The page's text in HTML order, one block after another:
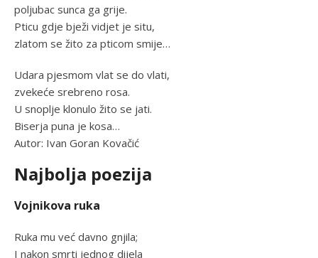
poljubac sunca ga grije.
Pticu gdje bježi vidjet je situ,
zlatom se žito za pticom smije…
Udara pjesmom vlat se do vlati,
zvekeće srebreno rosa.
U snoplje klonulo žito se jati.
Biserja puna je kosa…
Autor: Ivan Goran Kovačić
Najbolja poezija
Vojnikova ruka
Ruka mu već davno gnjila;
I nakon smrti jednog dijela